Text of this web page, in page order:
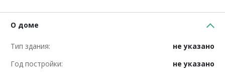
О доме
Тип здания:
не указано
Год постройки:
не указано